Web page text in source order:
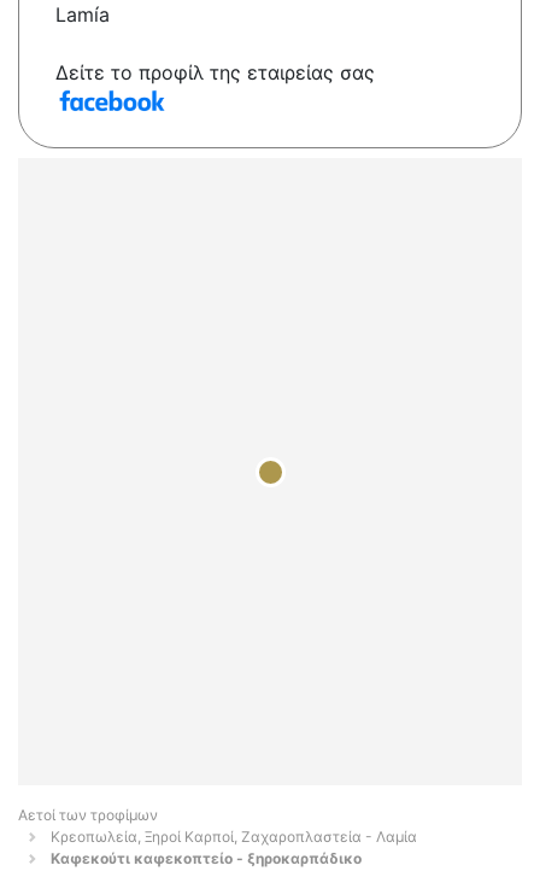
Lamía
Δείτε το προφίλ της εταιρείας σας
Αετοί των τροφίμων
Κρεοπωλεία, Ξηροί Καρποί, Ζαχαροπλαστεία - Λαμία
Καφεκούτι καφεκοπτείο - ξηροκαρπάδικο